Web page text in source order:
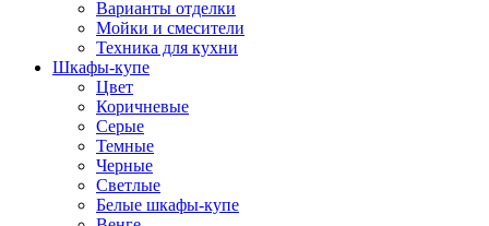
Варианты отделки
Мойки и смесители
Техника для кухни
Шкафы-купе
Цвет
Коричневые
Серые
Темные
Черные
Светлые
Белые шкафы-купе